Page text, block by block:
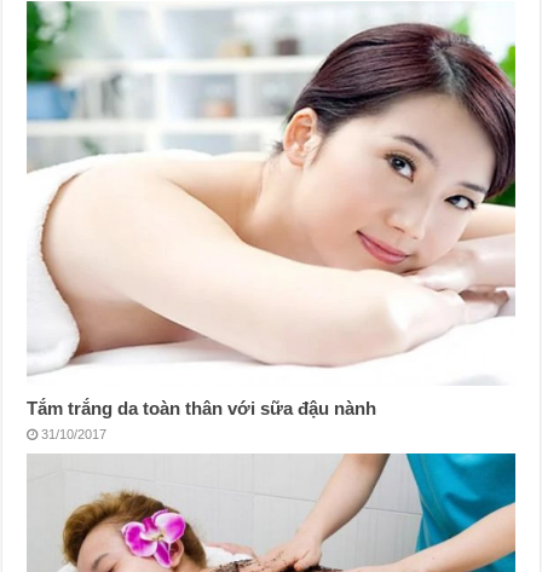
Tắm trắng da toàn thân với sữa đậu nành
31/10/2017